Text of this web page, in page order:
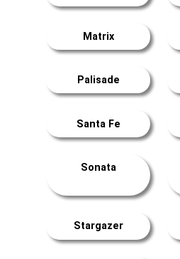
Matrix
Palisade
Santa Fe
Sonata
Stargazer